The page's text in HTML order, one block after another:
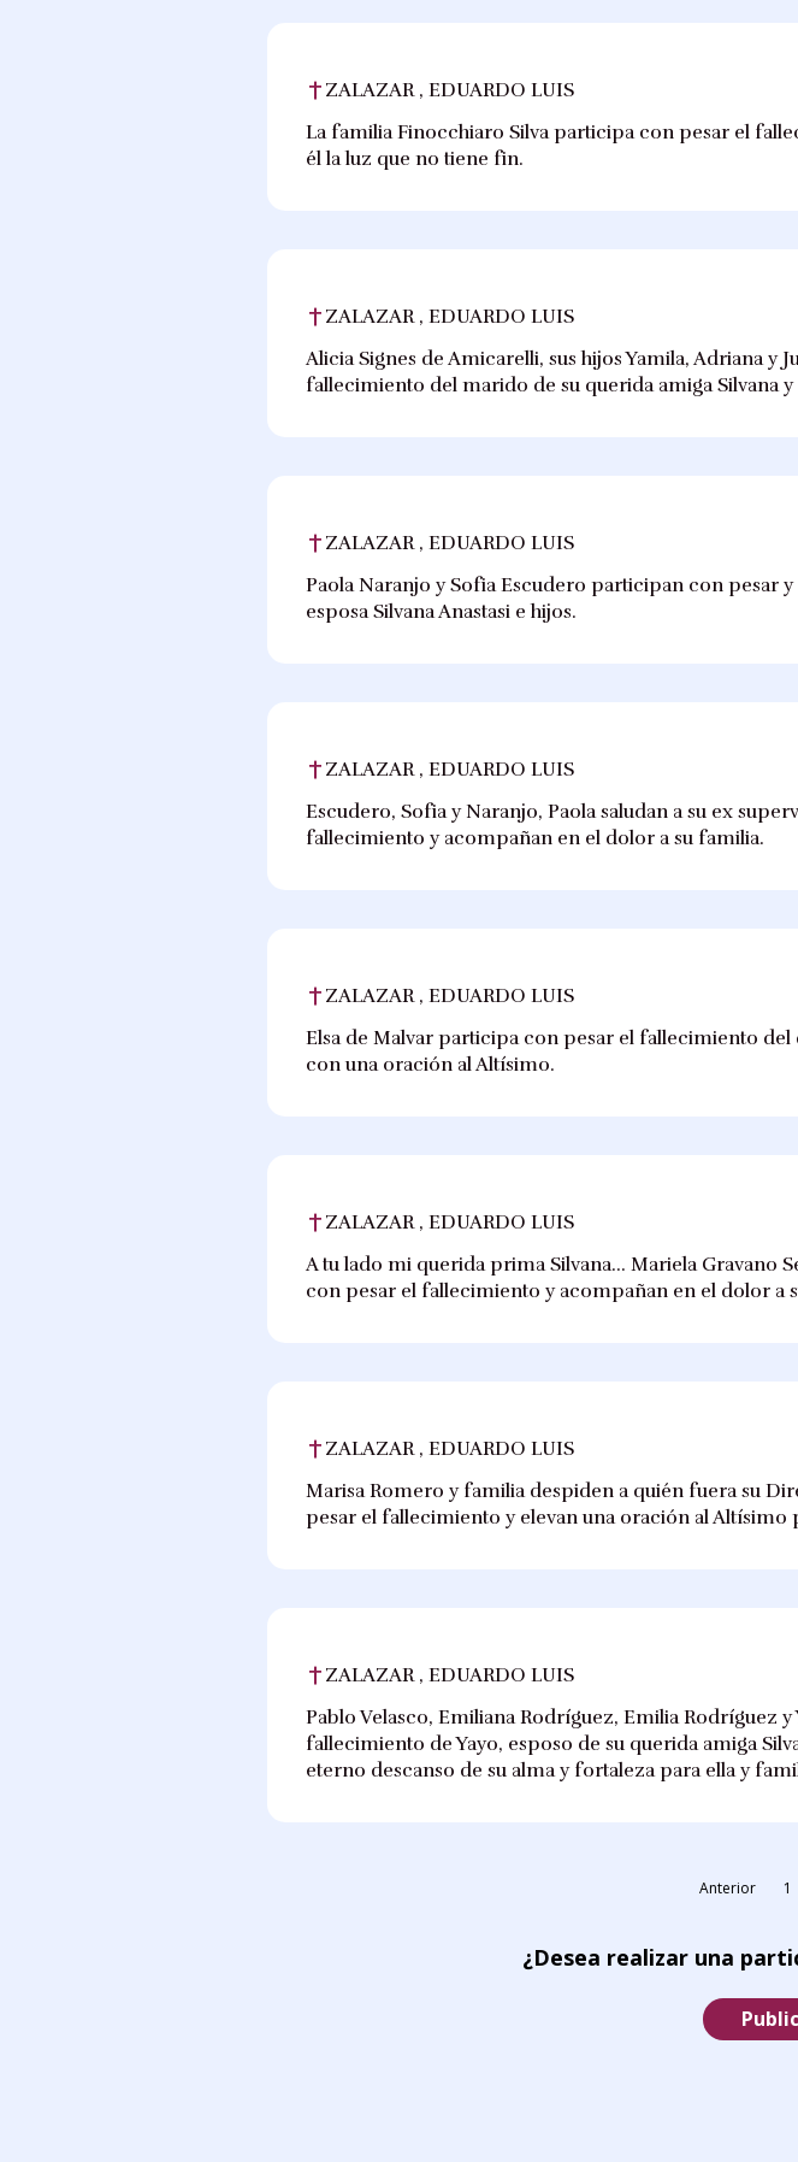
ZALAZAR , EDUARDO LUIS
La familia Finocchiaro Silva participa con pesar el
él la luz que no tiene fin.
ZALAZAR , EDUARDO LUIS
Alicia Signes de Amicarelli, sus hijos Yamila, Adriana
fallecimiento del marido de su querida amiga Silvana
ZALAZAR , EDUARDO LUIS
Paola Naranjo y Sofia Escudero participan con pesar
esposa Silvana Anastasi e hijos.
ZALAZAR , EDUARDO LUIS
Escudero, Sofia y Naranjo, Paola saludan a su ex
fallecimiento y acompañan en el dolor a su familia.
ZALAZAR , EDUARDO LUIS
Elsa de Malvar participa con pesar el fallecimiento del
con una oración al Altísimo.
ZALAZAR , EDUARDO LUIS
A tu lado mi querida prima Silvana... Mariela Gravano
con pesar el fallecimiento y acompañan en el dolor a
ZALAZAR , EDUARDO LUIS
Marisa Romero y familia despiden a quién fuera su
pesar el fallecimiento y elevan una oración al Altísimo
ZALAZAR , EDUARDO LUIS
Pablo Velasco, Emiliana Rodríguez, Emilia
fallecimiento de Yayo, esposo de su querida amiga
eterno descanso de su alma y fortaleza para ella y
Anterior 1
¿Desea realizar una